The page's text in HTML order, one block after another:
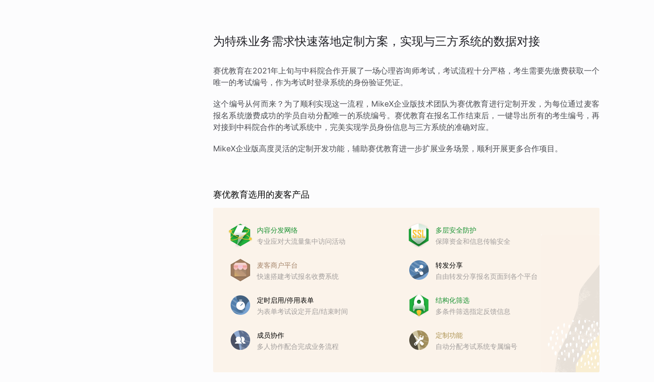
为特殊业务需求快速落地定制方案，实现与三方系统的数据对接
赛优教育在2021年上旬与中科院合作开展了一场心理咨询师考试，考试流程十分严格，考生需要先缴费获取一个
唯一的考试编号，作为考试时登录系统的身份验证凭证。
这个编号从何而来？为了顺利实现这一流程，MikeX企业版技术团队为赛优教育进行定制开发，为每位通过麦客
报名系统缴费成功的学员自动分配唯一的系统编号。赛优教育在报名工作结束后，一键导出所有的考生编号，再
对接到中科院合作的考试系统中，完美实现学员身份信息与三方系统的准确对应。
MikeX企业版高度灵活的定制开发功能，辅助赛优教育进一步扩展业务场景，顺利开展更多合作项目。
赛优教育选用的麦客产品
内容分发网络
专业应对大流量集中访问活动
多层安全防护
保障资金和信息传输安全
麦客商户平台
快速搭建考试报名收费系统
转发分享
自由转发分享报名页面到各个平台
定时启用/停用表单
为表单考试设定开启/结束时间
结构化筛选
多条件筛选指定反馈信息
成员协作
多人协作配合完成业务流程
定制功能
自动分配考试系统专属编号